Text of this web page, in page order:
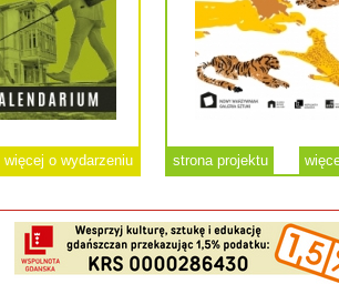
więcej o wydarzeniu strona projektu